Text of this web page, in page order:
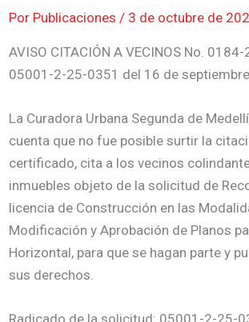
Por Publicaciones / 3 de octubre de
AVISO CITACIÓN A VECINOS No. 0184-
05001-2-25-0351 del 16 de
La Curadora Urbana Segunda de
cuenta que no fue posible surtir la
certificado, cita a los vecinos
inmuebles objeto de la solicitud de
licencia de Construcción en las
Modificación y Aprobación de Planos
Horizontal, para que se hagan parte y
sus derechos.
Radicado de la solicitud: 05001-2-25-